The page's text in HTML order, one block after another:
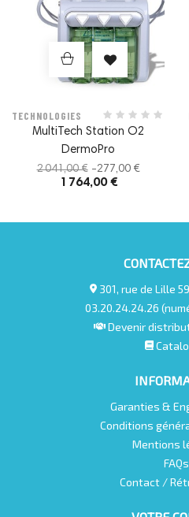
TECHNOLOGIES
MultiTech Station O2
DermoPro
2 041,00 € -277,00 €
1 764,00 €
301, rue de Lille
03.20.24.24.26
Devenir
Garanties &
Conditions
Mentions
FAQs
Contact /